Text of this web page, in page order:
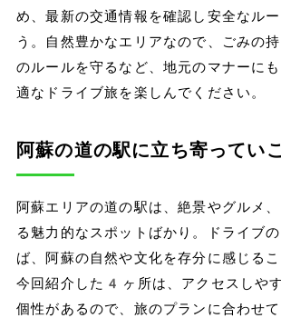
め、最新の交通情報を確認し安全なル
う。自然豊かなエリアなので、ごみの
のルールを守るなど、地元のマナーに
適なドライブ旅を楽しんでください。
阿蘇の道の駅に立ち寄ってい
阿蘇エリアの道の駅は、絶景やグルメ
る魅力的なスポットばかり。ドライブ
ば、阿蘇の自然や文化を存分に感じるこ
今回紹介した4ヶ所は、アクセスしや
個性があるので、旅のプランに合わせ